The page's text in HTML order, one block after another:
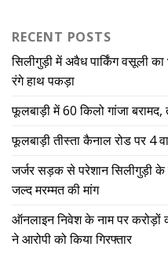
RECENT POSTS
सिलीगुड़ी में अवैध पार्किंग वसूली
रंगे हाथ पकड़ा
फूलबाड़ी में 60 किलो गांजा
फूलबाड़ी तीस्ता कैनाल रोड पर 4
जर्जर सड़क से परेशान सिलीगुड़ी के
जल्द मरम्मत की मांग
ऑनलाइन निवेश के नाम पर करोड़ों
ने आरोपी को किया गिरफ्तार